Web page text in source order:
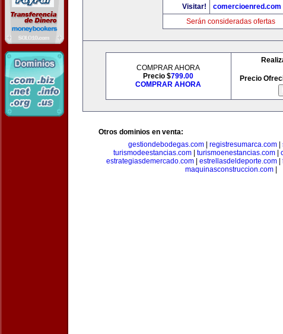
Visitar!
comercioenred.com
Serán consideradas ofertas
COMPRAR AHORA
Precio $799.00
COMPRAR AHORA
Precio
Otros dominios en venta:
gestiondebodegas.com| registresumarca.com|
turismodeestancias.com
turismoenestancias.com
estrategiasdemercado.com| estrellasdeldeporte.com|
maquinasconstruccion.com|